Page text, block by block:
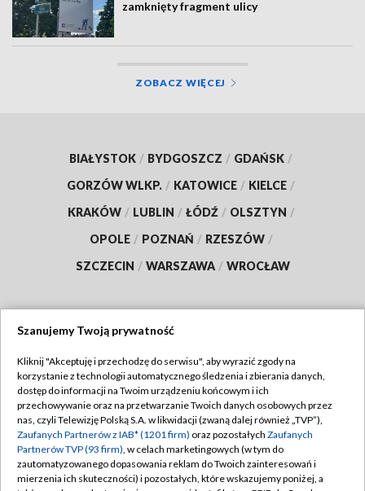
zamknięty fragment ulicy
ZOBACZ WIĘCEJ
BIAŁYSTOK / BYDGOSZCZ / GDAŃSK /
GORZÓW WLKP. / KATOWICE / KIELCE /
KRAKÓW / LUBLIN / ŁÓDŹ / OLSZTYN /
OPOLE / POZNAŃ / RZESZÓW /
SZCZECIN / WARSZAWA / WROCŁAW
TVP
Abonament TVP
Emisja w TVP
Centrum informacji TVP
Naziemna Telewizja Cyfrowa
Regulamin TVP
Polityka prywatności
Moje zgody
Szanujemy Twoją prywatność
Kliknij "Akceptuję i przechodzę do serwisu", aby wyrazić zgody na
korzystanie z technologii automatycznego śledzenia i zbierania danych,
dostęp do informacji na Twoim urządzeniu końcowym i ich
przechowywanie oraz na przetwarzanie Twoich danych osobowych przez
nas, czyli Telewizję Polską S.A. w likwidacji (zwaną dalej również „TVP”),
Zaufanych Partnerów z IAB* (1201 firm) oraz pozostałych Zaufanych
Partnerów TVP (93 firm), w celach marketingowych (w tym do
zautomatyzowanego dopasowania reklam do Twoich zainteresowań i
mierzenia ich skuteczności) i pozostałych, które wskazujemy poniżej, a